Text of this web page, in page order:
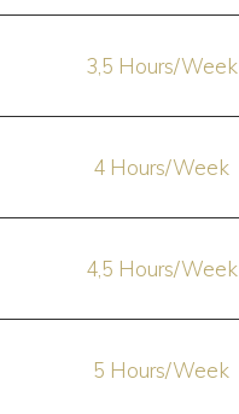
3,5 Hours/Week
4 Hours/Week
4,5 Hours/Week
5 Hours/Week